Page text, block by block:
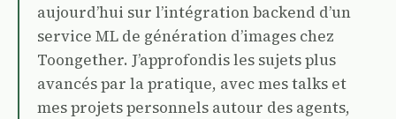
aujourd’hui sur l’intégration backend d’un
service ML de génération d’images chez
Toongether. J’approfondis les sujets plus
avancés par la pratique, avec mes talks et
mes projets personnels autour des agents,